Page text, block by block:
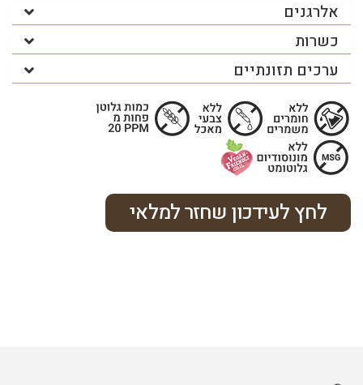
אלרגנים
כשרות
ערכים תזונתיים
לחץ לעידכון שחזר למלאי